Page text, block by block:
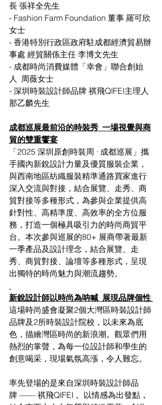
長 張祥全先生
- Fashion Farm Foundation 董事 羅可欣
女士
- 香港特別行政區政府駐成都經濟貿易辦
事處 經貿關係主任 李博文先生
- 成都時尚消費媒體「幸會」聯合創始
人  周薇女士
- 深圳時裝設計師品牌 祺飛QIFEI主理人
那乙麟先生
成都巡展最前沿的時裝秀  一場視覺與商
貿的雙重饗宴
「2025 深圳原創時裝周 · 成都巡展」攜
手國內新銳設計力量及優質服裝企業，
與西南地區紡織服裝精準通路買家進行
深入交流與對接，結合展覽、走秀、商
貿對接等多種形式，為參與企業提供高
針對性、高精準度、高效率的全方位服
務，打造一個極具吸引力的時尚商貿平
台。本次參與巡展的80+ 展商帶著最新
一季產品及設計理念，結合展覽、走
秀、商貿對接、論壇等多種形式，呈現
出獨特的時尚魅力與潮流趨勢。
新銳設計師以時尚為呐喊  展現品牌個性
這場時尚盛會凝聚2個大灣區時裝設計師
品牌及2所時裝設計院校，以未來為底
色，描繪灣區時尚的新浪潮。觀眾們用
熱烈的掌聲，為每一位設計師和學生的
創意喝采，現場氣氛高漲，令人難忘。
率先登場的是來自深圳時裝設計師品
牌 —— 祺飛QIFEI 。以情感為出發點，